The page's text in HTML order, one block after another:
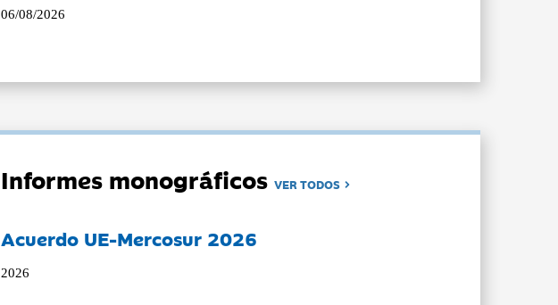
06/08/2026
Informes monográficosVER TODOS
Acuerdo UE-Mercosur 2026
2026